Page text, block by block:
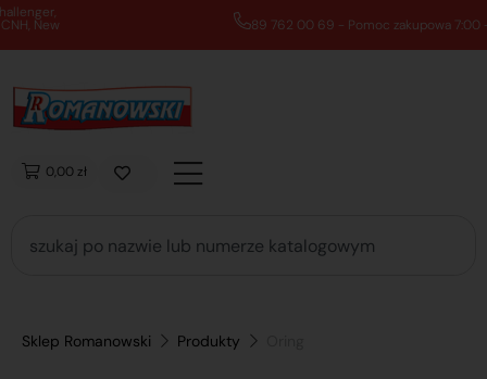
89 762 00 69 - Pomoc zakupowa 7:00 - 16:00
0,00 zł
Sklep Romanowski Produkty